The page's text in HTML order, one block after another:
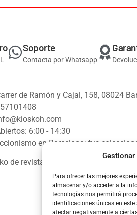
Gestionar
Para ofrecer las mejores
almacenar y/o acceder a la
tecnologías nos permitirá
identificaciones únicas en
afectar negativamente a
Soporte
Contacta por Whatsapp
de Ramón y Cajal, 158, 08024
6:00 - 14:30
en Barcelona: tus
de revistas y prensa.